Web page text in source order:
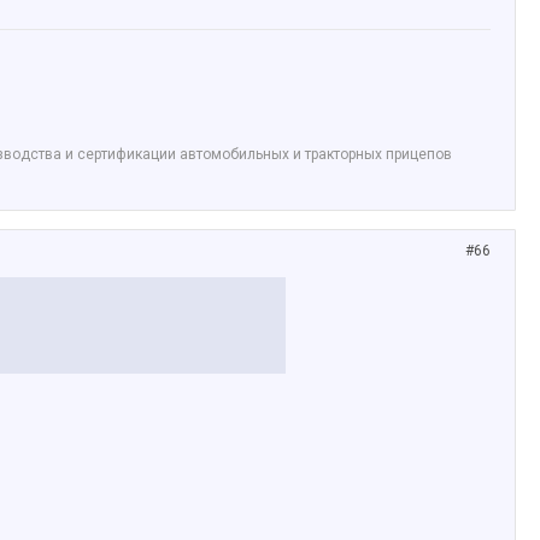
и сертификации автомобильных и тракторных прицепов
#66